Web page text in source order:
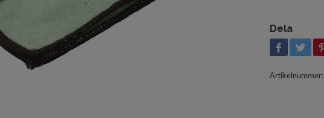
Dela
Artikelnummer: